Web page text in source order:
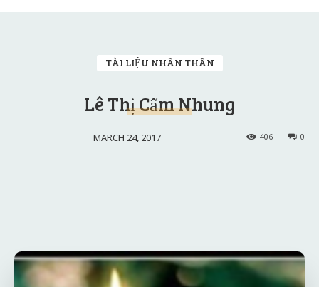
TÀI LIỆU NHÂN THÂN
Lê Thị Cẩm Nhung
MARCH 24, 2017 0
406